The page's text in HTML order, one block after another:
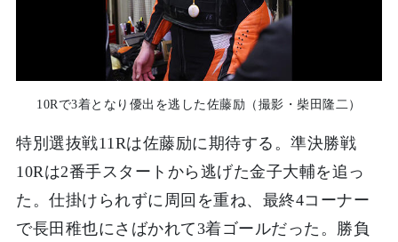
10Rで3着となり優出を逃した佐藤励（撮影・柴田隆二）
特別選抜戦11Rは佐藤励に期待する。準決勝戦
10Rは2番手スタートから逃げた金子大輔を追っ
た。仕掛けられずに周回を重ね、最終4コーナー
で長田稚也にさばかれて3着ゴールだった。勝負